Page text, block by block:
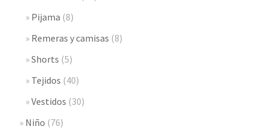
Pijama (8)
Remeras y camisas (8)
Shorts (5)
Tejidos (40)
Vestidos (30)
Niño (76)